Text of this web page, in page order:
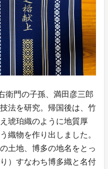
衛門の子孫、満田彦三郎
法を研究。帰国後は、竹
琥珀織のように地質厚
織物を作り出しました。
土地、博多の地名をとっ
）すなわち博多織と名付